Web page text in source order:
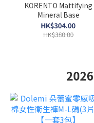
KORENTO Mattifying
Mineral Base
HK$304.00
HK$380.00